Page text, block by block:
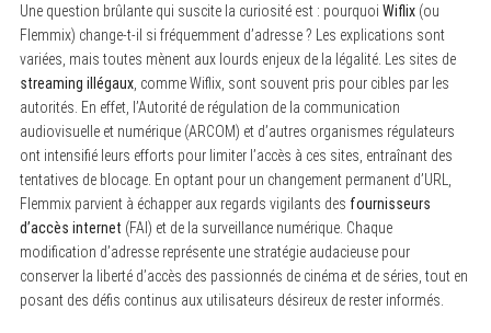
Une question brûlante qui suscite la curiosité est : pourquoi Wiflix(ou
Flemmix) change-t-il si fréquemment d’adresse ? Les explications sont
variées, mais toutes mènent aux lourds enjeux de la légalité. Les sites de
streaming illégaux, comme Wiflix, sont souvent pris pour cibles par les
autorités. En effet, l’Autorité de régulation de la communication
audiovisuelle et numérique (ARCOM) et d’autres organismes régulateurs
ont intensifié leurs efforts pour limiter l’accès à ces sites, entraînant des
tentatives de blocage. En optant pour un changement permanent d’URL,
Flemmix parvient à échapper aux regards vigilants des fournisseurs
d’accès internet (FAI) et de la surveillance numérique. Chaque
modification d’adresse représente une stratégie audacieuse pour
conserver la liberté d’accès des passionnés de cinéma et de séries, tout en
posant des défis continus aux utilisateurs désireux de rester informés.